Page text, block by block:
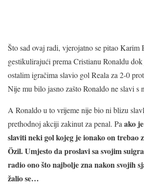
Što sad ovaj radi, vjerojatno se pitao Karim
gestikulirajući prema Cristianu Ronaldu
ostalim igračima slavio gol Reala za 2-0
Nije mu bilo jasno zašto Ronaldo ne slavi s
A Ronaldo u to vrijeme nije bio ni blizu
prethodnoj akciji zakinut za penal. Paako
slaviti neki gol kojeg je ionako on trebao
Özil. Umjesto da proslavi sa svojim
radio ono što najbolje zna nakon svojih
žalio se…